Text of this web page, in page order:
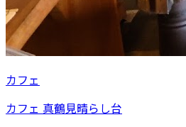
カフェ
カフェ 真鶴見晴らし台